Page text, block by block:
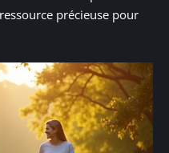
précieuse pour